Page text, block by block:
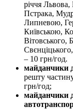
річчя
Пстрака,
Липневою,
Київською,
Вітовського,
– 10 грн/год.
майданчики
решту
грн/год;
майданчики